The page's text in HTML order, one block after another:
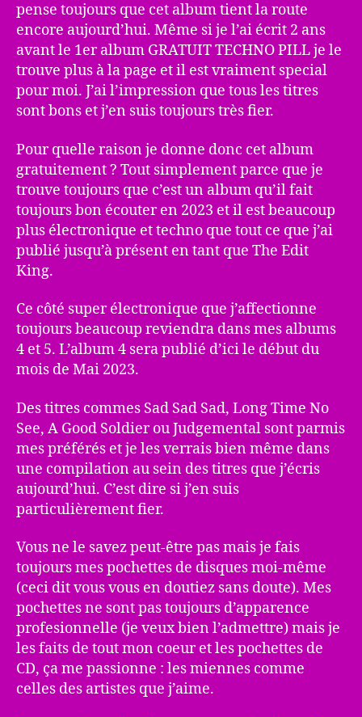
pense toujours que cet album tient la route
encore aujourd’hui. Même si je l’ai écrit 2 ans
avant le 1er album GRATUIT TECHNO PILL je le
trouve plus à la page et il est vraiment special
pour moi. J’ai l’impression que tous les titres
sont bons et j’en suis toujours très fier.
Pour quelle raison je donne donc cet album
gratuitement ? Tout simplement parce que je
trouve toujours que c’est un album qu’il fait
toujours bon écouter en 2023 et il est beaucoup
plus électronique et techno que tout ce que j’ai
publié jusqu’à présent en tant que The Edit
King.
Ce côté super électronique que j’affectionne
toujours beaucoup reviendra dans mes albums
4 et 5. L’album 4 sera publié d’ici le début du
mois de Mai 2023.
Des titres commes Sad Sad Sad, Long Time No
See, A Good Soldier ou Judgemental sont parmis
mes préférés et je les verrais bien même dans
une compilation au sein des titres que j’écris
aujourd’hui. C’est dire si j’en suis
particulièrement fier.
Vous ne le savez peut-être pas mais je fais
toujours mes pochettes de disques moi-même
(ceci dit vous vous en doutiez sans doute). Mes
pochettes ne sont pas toujours d’apparence
profesionnelle (je veux bien l’admettre) mais je
les faits de tout mon coeur et les pochettes de
CD, ça me passionne : les miennes comme
celles des artistes que j’aime.